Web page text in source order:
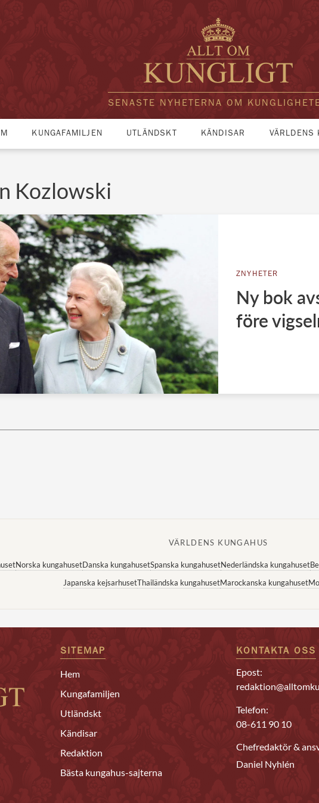
SENASTE NYHETERNA OM
KUNGAFAMILJEN UTLÄNDSKT KÄNDISAR VÄRLDENS
Kozlowski
ZNYHETER
Ny bok
före
VÄRLDENS KUNGAHUS
Norska kungahusetDanska kungahusetSpanska kungahusetNederländska kungahuset
Japanska kejsarhusetThailändska kungahusetMarockanska kungahuset
SITEMAP
Hem
Kungafamiljen
Utländskt
Kändisar
Redaktion
Bästa kungahus-sajterna
KONTAKTA OSS
Epost:
Telefon:
08-611 90 10
Chefredaktör &
Daniel Nyhlén